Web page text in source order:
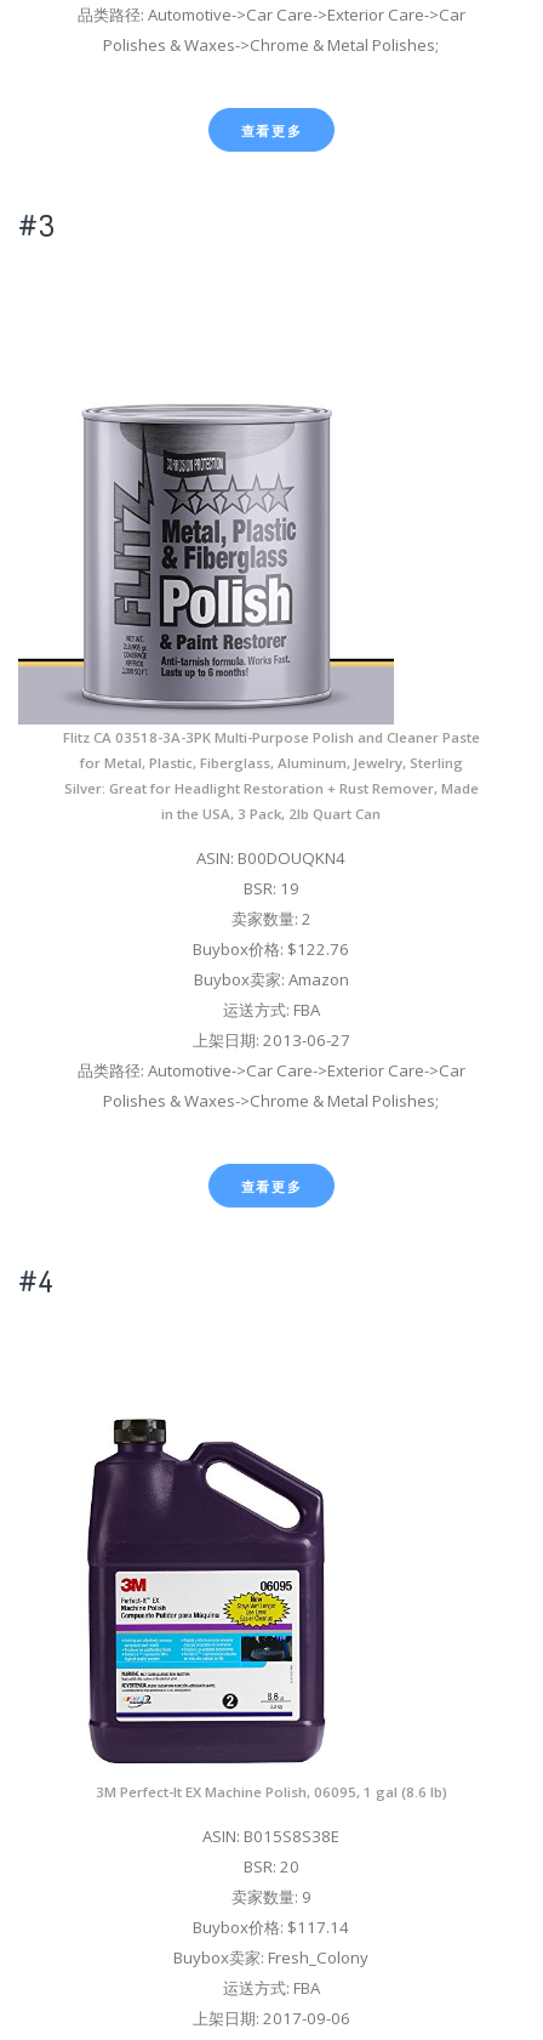
品类路径: Automotive->Car Care->Exterior Care->Car
Polishes & Waxes->Chrome & Metal Polishes;
查看更多
#3
Flitz CA 03518-3A-3PK Multi-Purpose Polish and Cleaner Paste
for Metal, Plastic, Fiberglass, Aluminum, Jewelry, Sterling
Silver: Great for Headlight Restoration + Rust Remover, Made
in the USA, 3 Pack, 2lb Quart Can
ASIN: B00DOUQKN4
BSR: 19
卖家数量: 2
Buybox价格: $122.76
Buybox卖家: Amazon
运送方式: FBA
上架日期: 2013-06-27
品类路径: Automotive->Car Care->Exterior Care->Car
Polishes & Waxes->Chrome & Metal Polishes;
查看更多
#4
3M Perfect-It EX Machine Polish, 06095, 1 gal (8.6 lb)
ASIN: B015S8S38E
BSR: 20
卖家数量: 9
Buybox价格: $117.14
Buybox卖家: Fresh_Colony
运送方式: FBA
上架日期: 2017-09-06